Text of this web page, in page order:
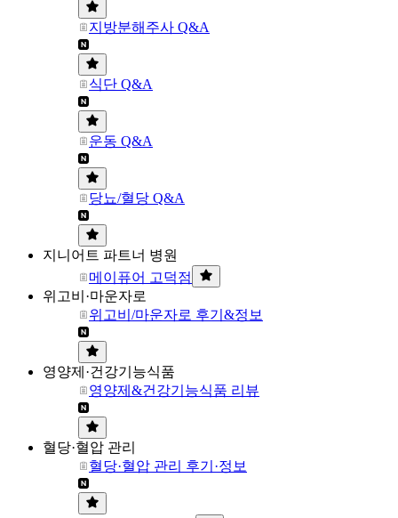
지방분해주사 Q&A
식단 Q&A
운동 Q&A
당뇨/혈당 Q&A
지니어트 파트너 병원
메이퓨어 고덕점
위고비·마운자로
위고비/마운자로 후기&정보
영양제·건강기능식품
영양제&건강기능식품 리뷰
혈당·혈압 관리
혈당·혈압 관리 후기·정보